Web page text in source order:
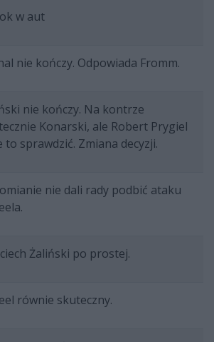
w aut
nie kończy. Odpowiada Fromm.
nie kończy. Na kontrze
Konarski, ale Robert Prygiel
to sprawdzić. Zmiana decyzji.
nie dali rady podbić ataku
Żaliński po prostej.
równie skuteczny.